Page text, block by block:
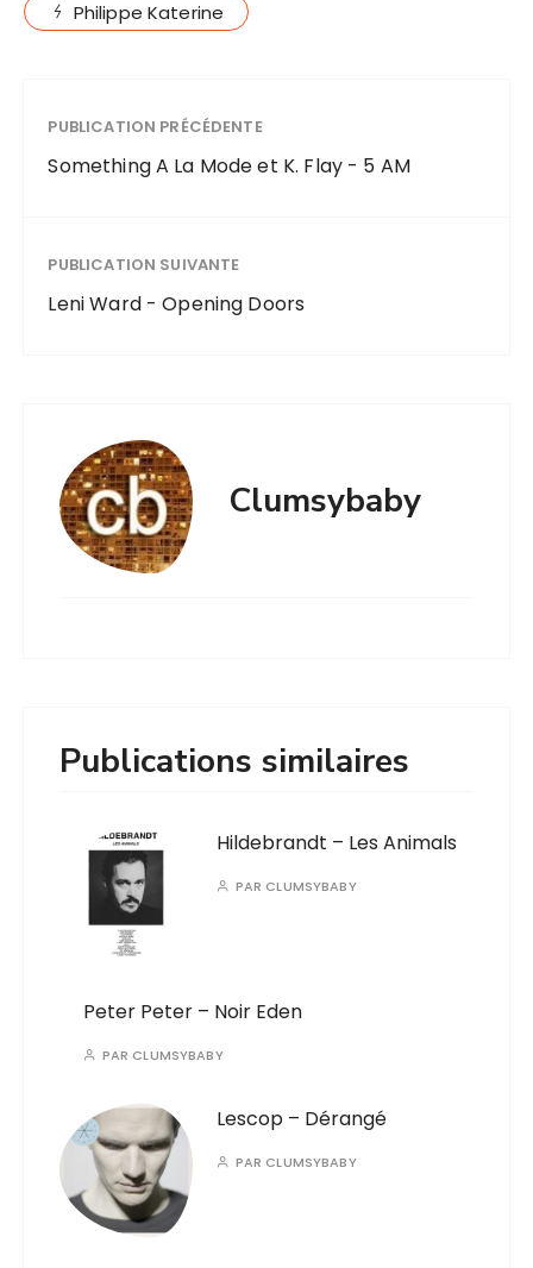
Philippe Katerine
PUBLICATION PRÉCÉDENTE
Something A La Mode et K. Flay - 5 AM
PUBLICATION SUIVANTE
Leni Ward - Opening Doors
Clumsybaby
Publications similaires
Hildebrandt – Les Animals
PAR CLUMSYBABY
Peter Peter – Noir Eden
PAR CLUMSYBABY
Lescop – Dérangé
PAR CLUMSYBABY